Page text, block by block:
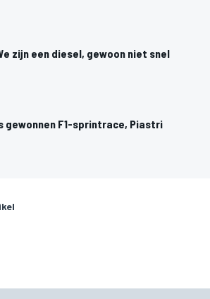
zijn een diesel, gewoon niet snel
gewonnen F1-sprintrace, Piastri